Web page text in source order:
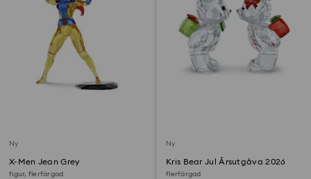
Ny
X-Men Jean Grey
figur, flerfärgad
Ny
Kris Bear Jul Årsutgåva 2026
flerfärgad